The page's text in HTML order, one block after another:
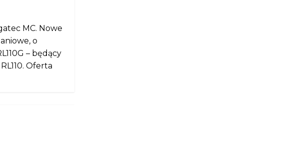
MC. Nowe
o
– będący
Oferta